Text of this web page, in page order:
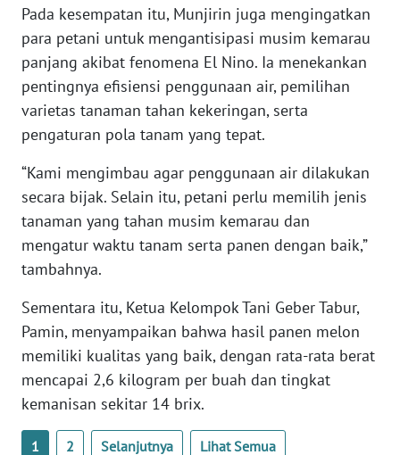
Pada kesempatan itu, Munjirin juga mengingatkan
para petani untuk mengantisipasi musim kemarau
panjang akibat fenomena El Nino. Ia menekankan
pentingnya efisiensi penggunaan air, pemilihan
varietas tanaman tahan kekeringan, serta
pengaturan pola tanam yang tepat.
“Kami mengimbau agar penggunaan air dilakukan
secara bijak. Selain itu, petani perlu memilih jenis
tanaman yang tahan musim kemarau dan
mengatur waktu tanam serta panen dengan baik,”
tambahnya.
Sementara itu, Ketua Kelompok Tani Geber Tabur,
Pamin, menyampaikan bahwa hasil panen melon
memiliki kualitas yang baik, dengan rata-rata berat
mencapai 2,6 kilogram per buah dan tingkat
kemanisan sekitar 14 brix.
1 2 Selanjutnya Lihat Semua
JATENG
WN
NUSANTARA
JOGJA
WN
JATIM
BALI
WN
KALBAR
KALTENG